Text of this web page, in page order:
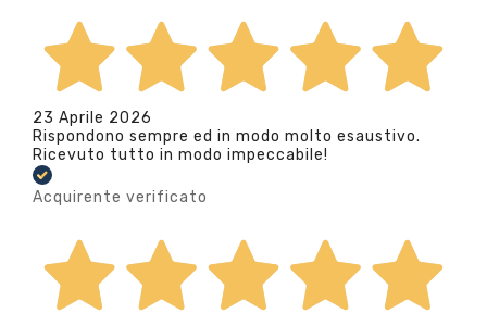
23 Aprile 2026
Rispondono sempre ed in modo molto esaustivo.
Ricevuto tutto in modo impeccabile!
Acquirente verificato